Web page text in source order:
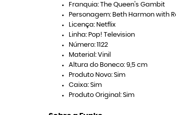
Franquia: The Queen's Gambit
Personagem: Beth Harmon with
Licença: Netflix
Linha: Pop! Television
Número: 1122
Material: Vinil
Altura do Boneco: 9,5 cm
Produto Novo: Sim
Caixa: Sim
Produto Original: Sim